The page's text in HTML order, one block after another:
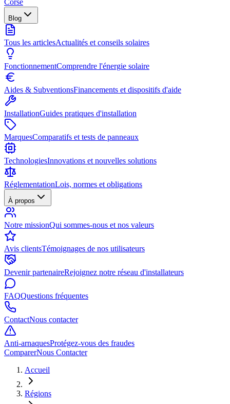
Corse
Blog
Tous les articlesActualités et conseils solaires
FonctionnementComprendre l'énergie solaire
Aides & SubventionsFinancements et dispositifs d'aide
InstallationGuides pratiques d'installation
MarquesComparatifs et tests de panneaux
TechnologiesInnovations et nouvelles solutions
RéglementationLois, normes et obligations
À propos
Notre missionQui sommes-nous et nos valeurs
Avis clientsTémoignages de nos utilisateurs
Devenir partenaireRejoignez notre réseau d'installateurs
FAQQuestions fréquentes
ContactNous contacter
Anti-arnaquesProtégez-vous des fraudes
ComparerNous Contacter
Accueil
Régions